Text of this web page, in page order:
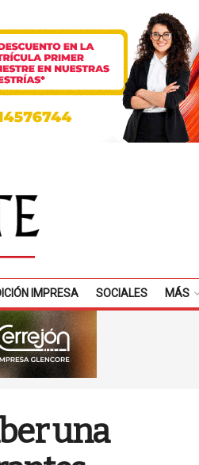
IMPRESA SOCIALES MÁS
una